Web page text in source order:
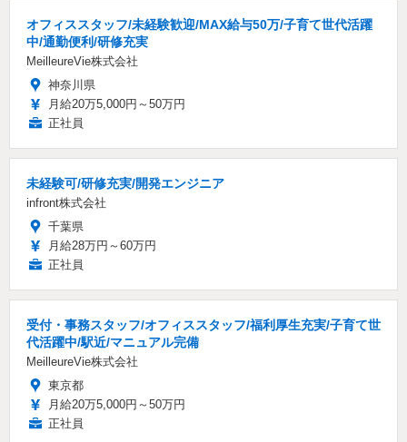
オフィススタッフ/未経験歓迎/MAX給与50万/子育て世代活躍
中/通勤便利/研修充実
MeilleureVie株式会社
神奈川県
月給20万5,000円～50万円
正社員
未経験可/研修充実/開発エンジニア
infront株式会社
千葉県
月給28万円～60万円
正社員
受付・事務スタッフ/オフィススタッフ/福利厚生充実/子育て世
代活躍中/駅近/マニュアル完備
MeilleureVie株式会社
東京都
月給20万5,000円～50万円
正社員